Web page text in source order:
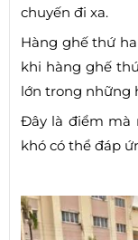
chuyến đi xa.
Hàng ghế thứ
khi hàng ghế
lớn trong những
Đây là điểm mà
khó có thể đáp